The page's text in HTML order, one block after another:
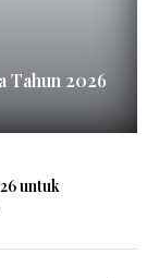
Tahun 2026
untuk